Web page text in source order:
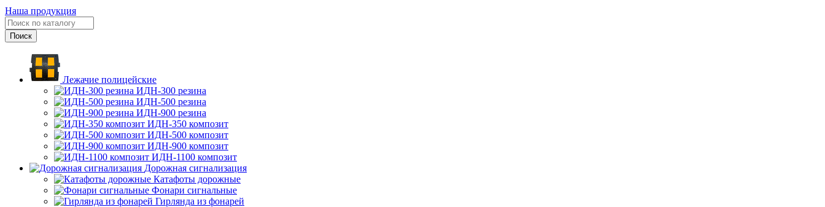
Наша продукция
Лежачие полицейские
ИДН-300 резина
ИДН-500 резина
ИДН-900 резина
ИДН-350 композит
ИДН-500 композит
ИДН-900 композит
ИДН-1100 композит
Дорожная сигнализация
Катафоты дорожные
Фонари сигнальные
Гирлянда из фонарей